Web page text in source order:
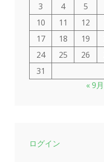
3
4 5
10
11 12
17
18 19
24
25 26
31
« 9月
ログイン